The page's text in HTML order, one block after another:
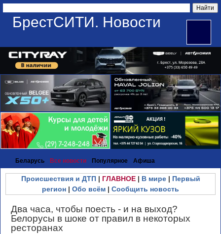
БрестСИТИ. Новости
Беларусь Все новости Популярное Афиша
Происшествия и ДТП| ГЛАВНОЕ| В мире| Первый
регион | Обо всём | Сообщить новость
Два часа, чтобы поесть - и на выход?
Белорусы в шоке от правил в некоторых
ресторанах